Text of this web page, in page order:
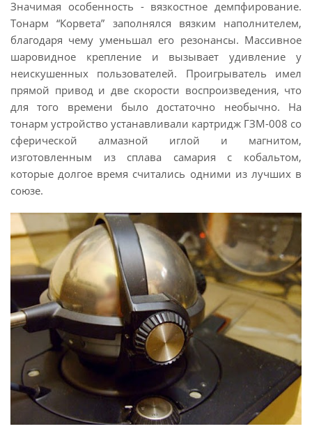
Значимая особенность - вязкостное демпфирование.
Тонарм “Корвета” заполнялся вязким наполнителем,
благодаря чему уменьшал его резонансы. Массивное
шаровидное крепление и вызывает удивление у
неискушенных пользователей. Проигрыватель имел
прямой привод и две скорости воспроизведения, что
для того времени было достаточно необычно. На
тонарм устройство устанавливали картридж ГЗМ-008 со
сферической алмазной иглой и магнитом,
изготовленным из сплава самария с кобальтом,
которые долгое время считались одними из лучших в
союзе.